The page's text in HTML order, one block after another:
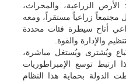
الزراعية، والمحراث،
مجتمعاً زراعياً مستقراً، ومعه
أتاح سيطرة فئات محددة
والإدارة والقوة.
ويُشترى ويُستغل مباشرة،
ارتبط توسع الإمبراطوريات
الدولة بحماية هذا النظام